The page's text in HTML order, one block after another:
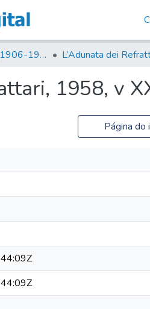
Canto Libertário (1906-1995) L’Adunata dei
1958, v
Página do